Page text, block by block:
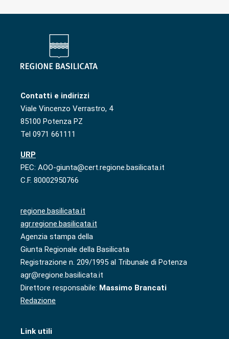
Contatti e indirizzi
Viale Vincenzo Verrastro, 4
85100 Potenza PZ
Tel 0971 661111
URP
PEC: AOO-giunta@cert.regione.basilicata.it
C.F. 80002950766
regione.basilicata.it
agr.regione.basilicata.it
Agenzia stampa della
Giunta Regionale della Basilicata
Registrazione n. 209/1995 al Tribunale di Potenza
agr@regione.basilicata.it
Direttore responsabile: Massimo Brancati
Redazione
Link utili